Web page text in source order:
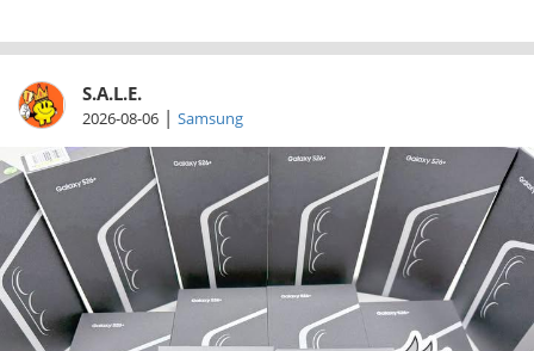
S.A.L.E.
2026-08-06 | Samsung